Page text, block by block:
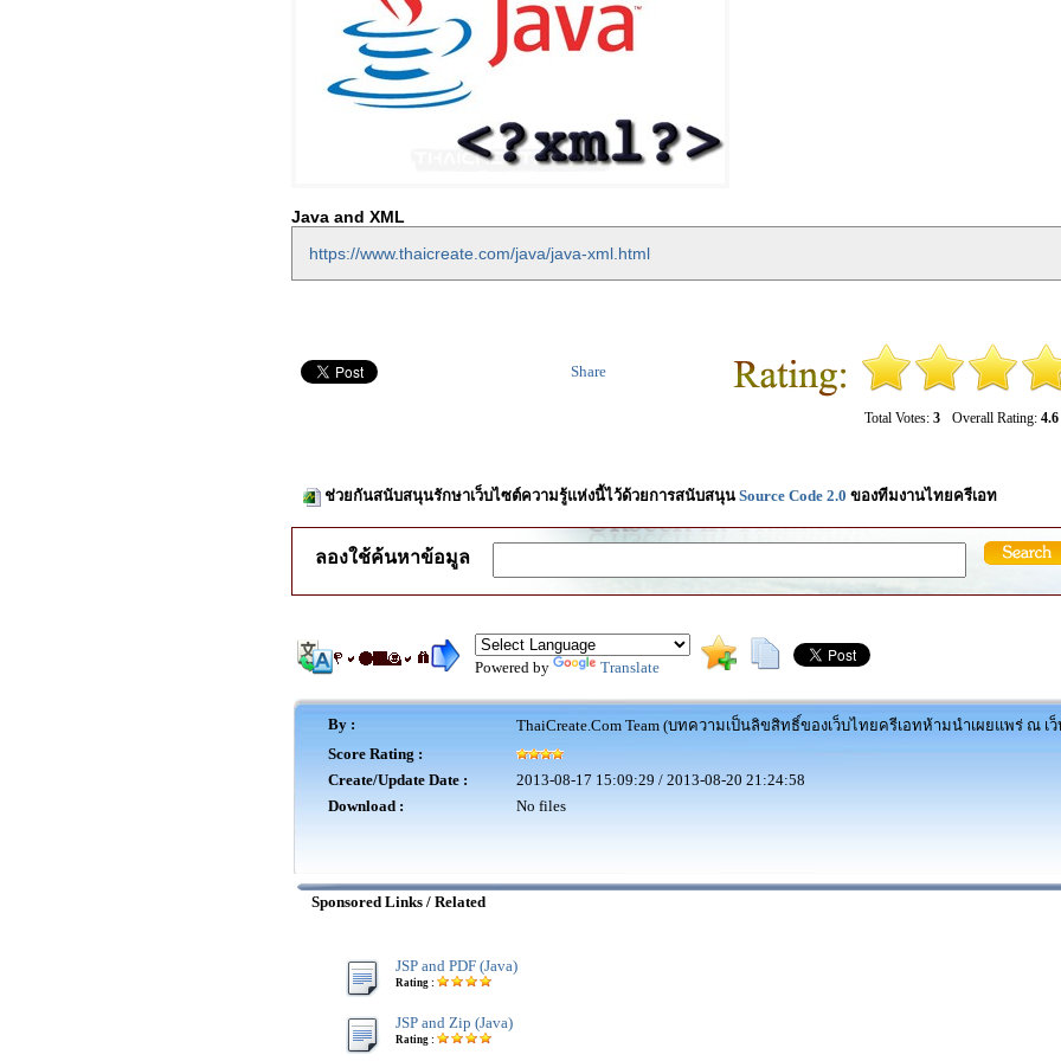
Java and XML
https://www.thaicreate.com/java/java-xml.html
Total Votes: 3 Overall Rating:
Share
ช่วยกันสนับสนุนรักษาเว็บไซต์ความรู้แห่งนี้ไว้ด้วยการสนับสนุน Source Code 2.0 ของทีมงานไทยครีเอท
ลองใช้ค้นหาข้อมูล
Powered by Translate
By :
ThaiCreate.Com Team (บทความเป็นลิขสิทธิ์ของเว็บไทยครีเอทห้ามนำเผยแพร่ ณ เ
Score Rating :
Create/Update Date :
2013-08-17 15:09:29 / 2013-08-20 21:24:58
Download :
No files
Sponsored Links / Related
JSP and PDF (Java)
Rating :
JSP and Zip (Java)
Rating :